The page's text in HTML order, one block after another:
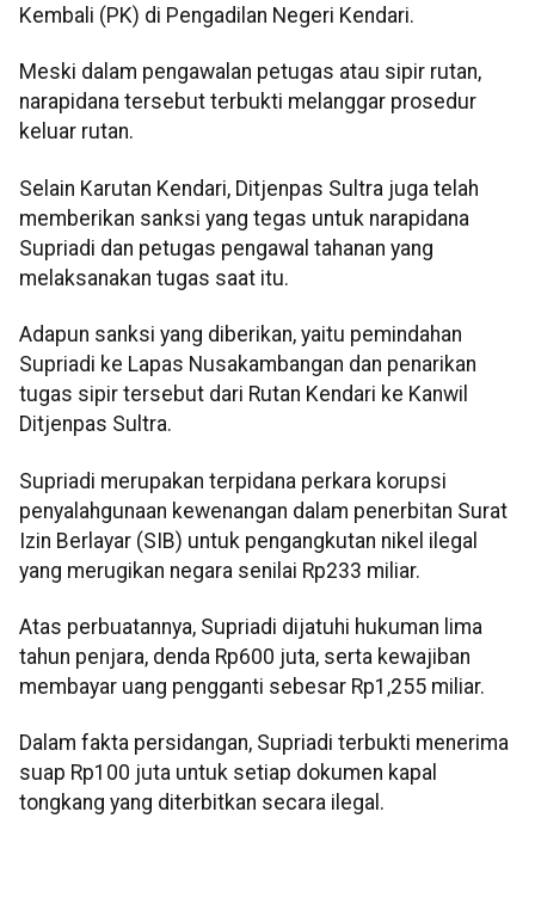
Kembali (PK) di Pengadilan Negeri Kendari.
Meski dalam pengawalan petugas atau sipir rutan,
narapidana tersebut terbukti melanggar prosedur
keluar rutan.
Selain Karutan Kendari, Ditjenpas Sultra juga telah
memberikan sanksi yang tegas untuk narapidana
Supriadi dan petugas pengawal tahanan yang
melaksanakan tugas saat itu.
Adapun sanksi yang diberikan, yaitu pemindahan
Supriadi ke Lapas Nusakambangan dan penarikan
tugas sipir tersebut dari Rutan Kendari ke Kanwil
Ditjenpas Sultra.
Supriadi merupakan terpidana perkara korupsi
penyalahgunaan kewenangan dalam penerbitan Surat
Izin Berlayar (SIB) untuk pengangkutan nikel ilegal
yang merugikan negara senilai Rp233 miliar.
Atas perbuatannya, Supriadi dijatuhi hukuman lima
tahun penjara, denda Rp600 juta, serta kewajiban
membayar uang pengganti sebesar Rp1,255 miliar.
Dalam fakta persidangan, Supriadi terbukti menerima
suap Rp100 juta untuk setiap dokumen kapal
tongkang yang diterbitkan secara ilegal.